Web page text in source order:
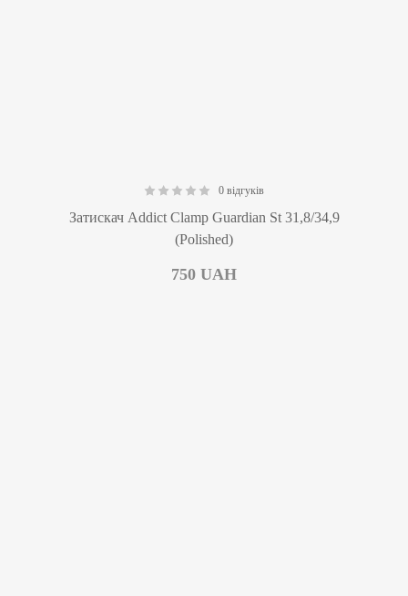
0 відгуків
Затискач Addict Clamp Guardian St 31,8/34,9
(Polished)
750 UAH